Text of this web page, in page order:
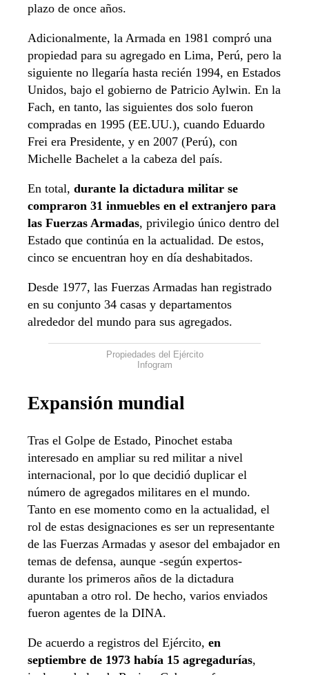
plazo de once años.
Adicionalmente, la Armada en 1981 compró una
propiedad para su agregado en Lima, Perú, pero la
siguiente no llegaría hasta recién 1994, en Estados
Unidos, bajo el gobierno de Patricio Aylwin. En la
Fach, en tanto, las siguientes dos solo fueron
compradas en 1995 (EE.UU.), cuando Eduardo
Frei era Presidente, y en 2007 (Perú), con
Michelle Bachelet a la cabeza del país.
En total, durante la dictadura militar se
compraron 31 inmuebles en el extranjero para
las Fuerzas Armadas, privilegio único dentro del
Estado que continúa en la actualidad. De estos,
cinco se encuentran hoy en día deshabitados.
Desde 1977, las Fuerzas Armadas han registrado
en su conjunto 34 casas y departamentos
alrededor del mundo para sus agregados.
Propiedades del Ejército
Infogram
Expansión mundial
Tras el Golpe de Estado, Pinochet estaba
interesado en ampliar su red militar a nivel
internacional, por lo que decidió duplicar el
número de agregados militares en el mundo.
Tanto en ese momento como en la actualidad, el
rol de estas designaciones es ser un representante
de las Fuerzas Armadas y asesor del embajador en
temas de defensa, aunque -según expertos-
durante los primeros años de la dictadura
apuntaban a otro rol. De hecho, varios enviados
fueron agentes de la DINA.
De acuerdo a registros del Ejército, en
septiembre de 1973 había 15 agregadurías,